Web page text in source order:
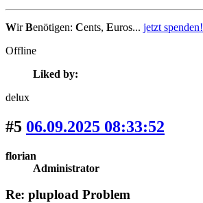
WirBenötigen: Cents, Euros... jetzt spenden!
Offline
Liked by:
delux
#5 06.09.2025 08:33:52
florian
Administrator
Re: plupload Problem